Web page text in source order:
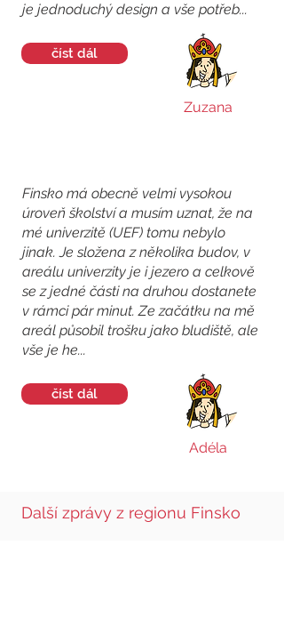
je jednoduchý design a vše potřeb...
číst dál
Zuzana
Finsko má obecně velmi vysokou
úroveň školství a musím uznat, že na
mé univerzitě (UEF) tomu nebylo
jinak. Je složena z několika budov, v
areálu univerzity je i jezero a celkově
se z jedné části na druhou dostanete
v rámci pár minut. Ze začátku na mě
areál působil trošku jako bludiště, ale
vše je he...
číst dál
Adéla
Další zprávy z regionu Finsko